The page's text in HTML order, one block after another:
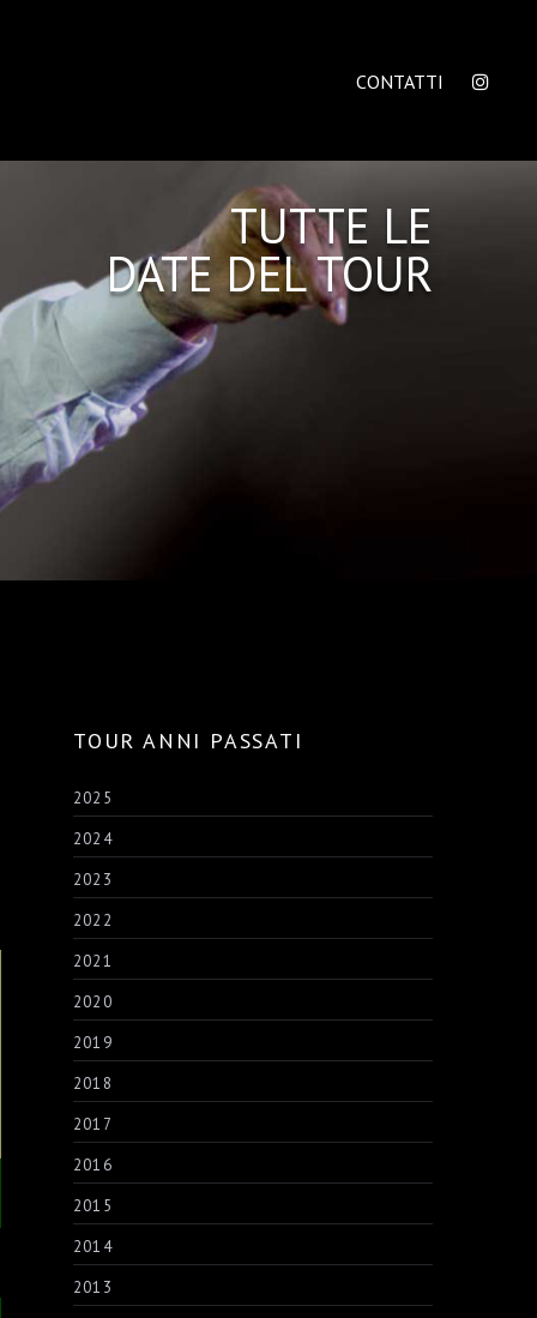
CONTATTI
TUTTE LE
DATE DEL TOUR
TOUR ANNI PASSATI
2025
2024
2023
2022
2021
2020
2019
2018
2017
2016
2015
2014
2013